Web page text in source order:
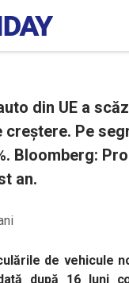
din UE a
creștere. Pe
Bloomberg:
an.
de vehicule
după 16 luni